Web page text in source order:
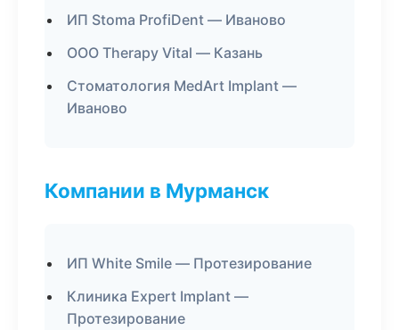
ИП Stoma ProfiDent — Иваново
ООО Therapy Vital — Казань
Стоматология MedArt Implant —
Иваново
Компании в Мурманск
ИП White Smile — Протезирование
Клиника Expert Implant —
Протезирование